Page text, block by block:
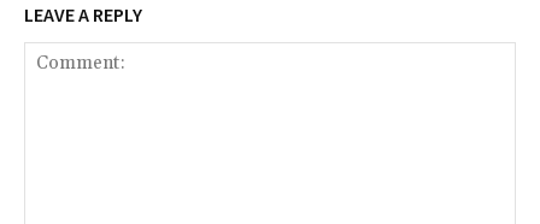
LEAVE A REPLY